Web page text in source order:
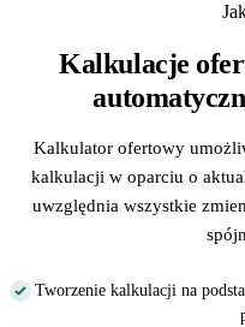
Kalkulacje
Kalkulator ofertowy
kalkulacji w oparciu o
uwzględnia wszystkie
Tworzenie kalkulacji na